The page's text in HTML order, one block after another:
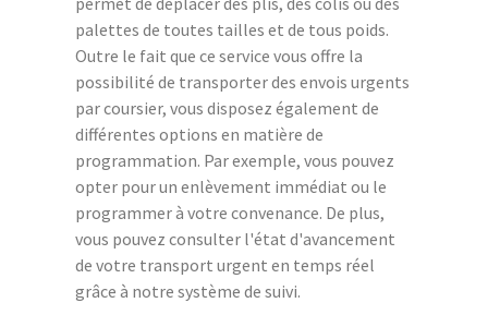
palettes de toutes tailles et de tous poids.
Outre le fait que ce service vous offre la
possibilité de transporter des envois urgents
par coursier, vous disposez également de
différentes options en matière de
programmation. Par exemple, vous pouvez
opter pour un enlèvement immédiat ou le
programmer à votre convenance. De plus,
vous pouvez consulter l'état d'avancement
de votre transport urgent en temps réel
grâce à notre système de suivi.